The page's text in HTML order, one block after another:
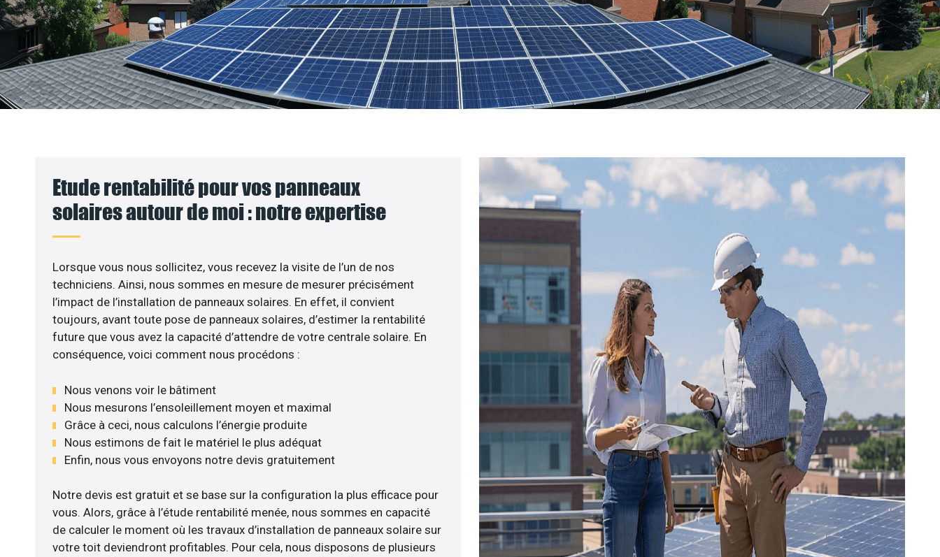
Etude rentabilité pour vos panneaux
solaires autour de moi : notre expertise
Lorsque vous nous sollicitez, vous recevez la visite de l’un de nos
techniciens. Ainsi, nous sommes en mesure de mesurer précisément
l’impact de l’installation de panneaux solaires. En effet, il convient
toujours, avant toute pose de panneaux solaires, d’estimer la rentabilité
future que vous avez la capacité d’attendre de votre centrale solaire. En
conséquence, voici comment nous procédons :
Nous venons voir le bâtiment
Nous mesurons l’ensoleillement moyen et maximal
Grâce à ceci, nous calculons l’énergie produite
Nous estimons de fait le matériel le plus adéquat
Enfin, nous vous envoyons notre devis gratuitement
Notre devis est gratuit et se base sur la configuration la plus efficace pour
vous. Alors, grâce à l’étude rentabilité menée, nous sommes en capacité
de calculer le moment où les travaux d’installation de panneaux solaire sur
votre toit deviendront profitables. Pour cela, nous disposons de plusieurs